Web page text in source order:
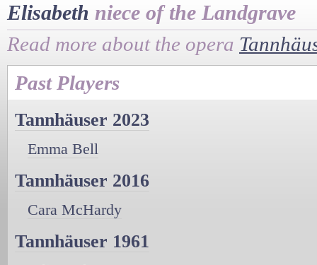
Elisabeth niece of the Landgrave
Read more about the opera
Past Players
Tannhäuser 2023
Emma Bell
Tannhäuser 2016
Cara McHardy
Tannhäuser 1961